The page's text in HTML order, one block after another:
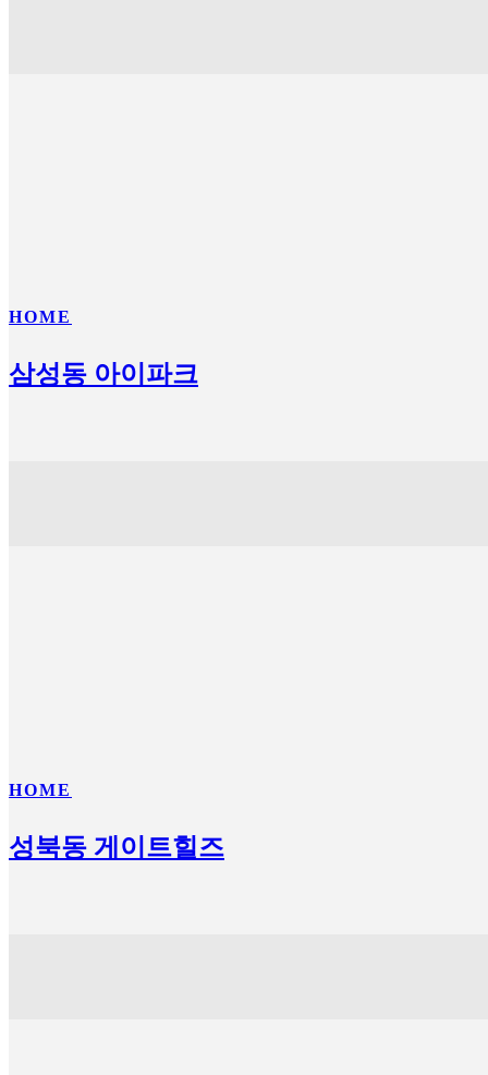
HOME
삼성동 아이파크
HOME
성북동 게이트힐즈